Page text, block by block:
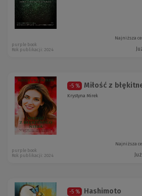
Najniższa
purple book
Rok publikacji: 2024
-5 % Miłość z
Krystyna Mirek
Najniższa
purple book
Rok publikacji: 2024
-5 % Hashimoto